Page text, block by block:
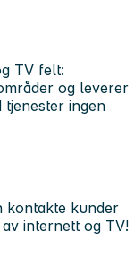
TV felt:
og leverer
tjenester ingen
kontakte kunder
internett og TV!